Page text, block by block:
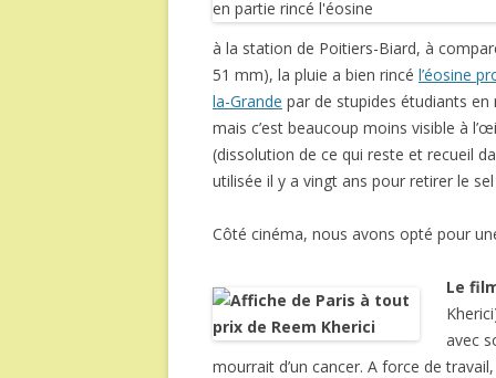
à la station de Poitiers-Biard, à
51 mm), la pluie a bien rincé l’éosine
la-Grande par de stupides étudiants
mais c’est beaucoup moins visible à
(dissolution de ce qui reste et recueil
utilisée il y a vingt ans pour retirer le
Côté cinéma, nous avons opté pour
Le
avec
mourrait d’un cancer. A force de